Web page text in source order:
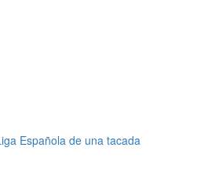
Española de una tacada